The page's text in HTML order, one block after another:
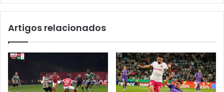
Artigos relacionados